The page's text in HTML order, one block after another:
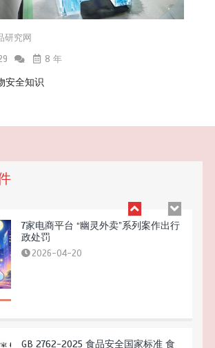
研究网
8 年
安全知识
听劝
2026-04-22